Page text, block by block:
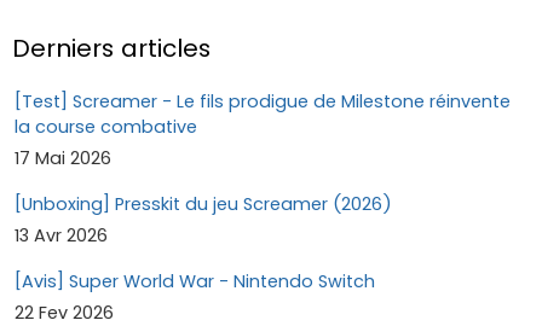
Derniers articles
[Test] Screamer - Le fils prodigue de Milestone réinvente
la course combative
17 Mai 2026
[Unboxing] Presskit du jeu Screamer (2026)
13 Avr 2026
[Avis] Super World War - Nintendo Switch
22 Fev 2026